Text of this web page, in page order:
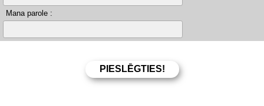
Mana parole :